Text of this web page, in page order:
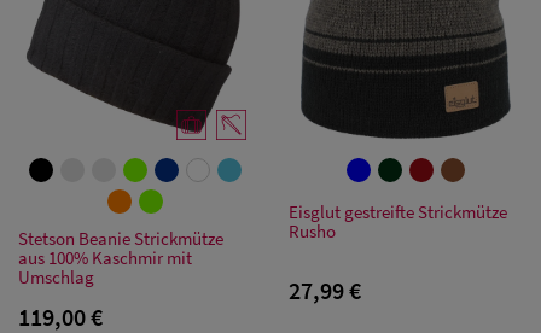
Stetson Beanie Strickmütze
aus 100% Kaschmir mit
Umschlag
119,00 €
Eisglut gestreifte Strickmütze
Rusho
27,99 €